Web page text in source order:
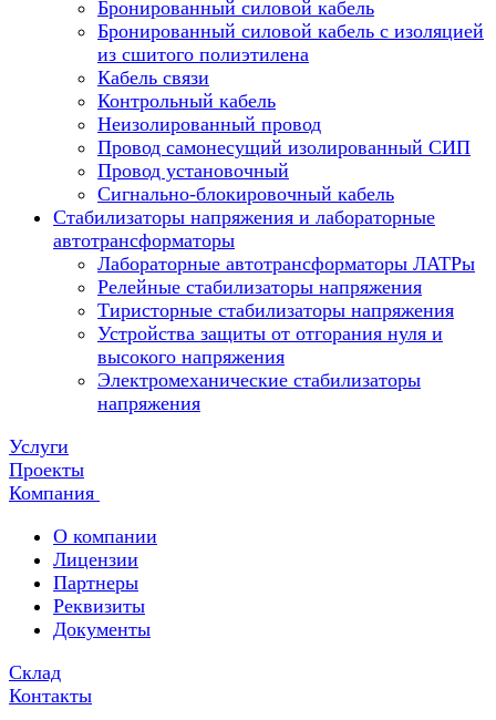
Бронированный силовой кабель
Бронированный силовой кабель с изоляцией
из сшитого полиэтилена
Кабель связи
Контрольный кабель
Неизолированный провод
Провод самонесущий изолированный СИП
Провод установочный
Сигнально-блокировочный кабель
Стабилизаторы напряжения и лабораторные
автотрансформаторы
Лабораторные автотрансформаторы ЛАТРы
Релейные стабилизаторы напряжения
Тиристорные стабилизаторы напряжения
Устройства защиты от отгорания нуля и
высокого напряжения
Электромеханические стабилизаторы
напряжения
Услуги
Проекты
Компания
О компании
Лицензии
Партнеры
Реквизиты
Документы
Склад
Контакты